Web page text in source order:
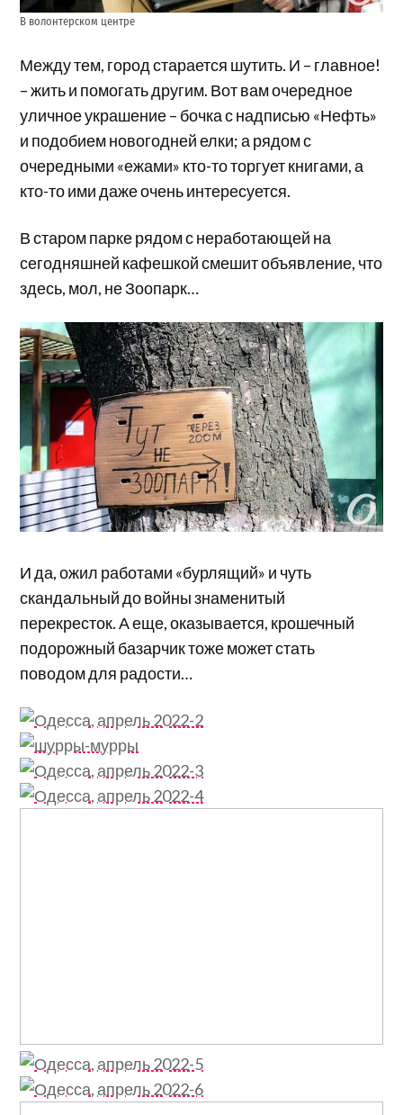
В волонтерском центре
Между тем, город старается шутить. И – главное!
– жить и помогать другим. Вот вам очередное
уличное украшение – бочка с надписью «Нефть»
и подобием новогодней елки; а рядом с
очередными «ежами» кто-то торгует книгами, а
кто-то ими даже очень интересуется.
В старом парке рядом с неработающей на
сегодняшней кафешкой смешит объявление, что
здесь, мол, не Зоопарк…
И да, ожил работами «бурлящий» и чуть
скандальный до войны знаменитый
перекресток. А еще, оказывается, крошечный
подорожный базарчик тоже может стать
поводом для радости…